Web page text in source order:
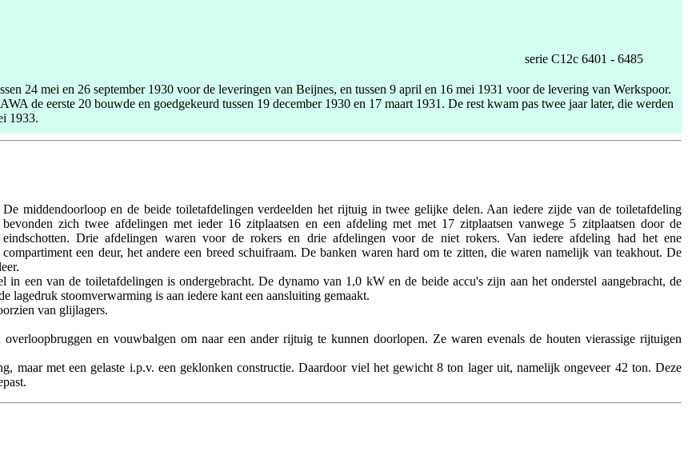
serie C12c 6401 - 6485
24 mei en 26 september 1930 voor de leveringen van Beijnes, en tussen 9 april en 16 mei 1931 voor de levering van Werkspoor.
de eerste 20 bouwde en goedgekeurd tussen 19 december 1930 en 17 maart 1931. De rest kwam pas twee jaar later, die werden
1933.
De middendoorloop en de beide toiletafdelingen verdeelden het rijtuig in twee gelijke delen. Aan iedere zijde van de toiletafdeling
bevonden zich twee afdelingen met ieder 16 zitplaatsen en een afdeling met met 17 zitplaatsen vanwege 5 zitplaatsen door de
eindschotten. Drie afdelingen waren voor de rokers en drie afdelingen voor de niet rokers. Van iedere afdeling had het ene
compartiment een deur, het andere een breed schuifraam. De banken waren hard om te zitten, die waren namelijk van teakhout. De
een van de toiletafdelingen is ondergebracht. De dynamo van 1,0 kW en de beide accu's zijn aan het onderstel aangebracht, de
lagedruk stoomverwarming is aan iedere kant een aansluiting gemaakt.
van glijlagers.
en vouwbalgen om naar een ander rijtuig te kunnen doorlopen. Ze waren evenals de houten vierassige rijtuigen
maar met een gelaste i.p.v. een geklonken constructie. Daardoor viel het gewicht 8 ton lager uit, namelijk ongeveer 42 ton. Deze